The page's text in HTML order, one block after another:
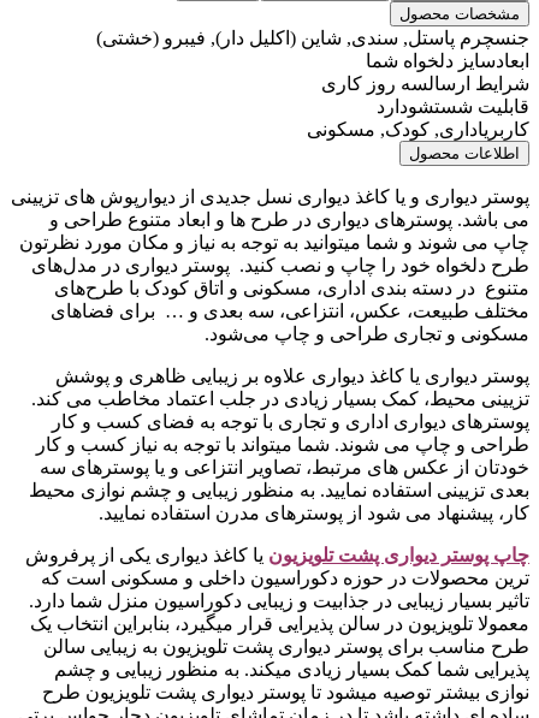
مشخصات محصول
جنسچرم پاستل, سندی, شاین (اکلیل دار), فیبرو (خشتی)
ابعادسایز دلخواه شما
شرایط ارسالسه روز کاری
قابلیت شستشودارد
کاربریاداری, کودک, مسکونی
اطلاعات محصول
پوستر دیواری و یا کاغذ دیواری نسل جدیدی از دیوارپوش های تزیینی
می باشد. پوسترهای دیواری در طرح ها و ابعاد متنوع طراحی و
چاپ می شوند و شما میتوانید به توجه به نیاز و مکان مورد نظرتون
طرح دلخواه خود را چاپ و نصب کنید. پوستر دیواری در مدل‌های
متنوع در دسته‌ بندی اداری، مسکونی و اتاق کودک با طرح‌های
مختلف طبیعت، عکس، انتزاعی، سه بعدی و … برای فضاهای
مسکونی و تجاری طراحی و چاپ می‌شود.
پوستر دیواری یا کاغذ دیواری علاوه بر زیبایی ظاهری و پوشش
تزیینی محیط، کمک بسیار زیادی در جلب اعتماد مخاطب می کند.
پوسترهای دیواری اداری و تجاری با توجه به فضای کسب و کار
طراحی و چاپ می شوند. شما میتواند با توجه به نیاز کسب و کار
خودتان از عکس های مرتبط، تصاویر انتزاعی و یا پوسترهای سه
بعدی تزیینی استفاده نمایید. به منظور زیبایی و چشم نوازی محیط
کار، پیشنهاد می شود از پوسترهای مدرن استفاده نمایید.
چاپ پوستر دیواری پشت تلویزیون یا کاغذ دیواری یکی از پرفروش
ترین محصولات در حوزه دکوراسیون داخلی و مسکونی است که
تاثیر بسیار زیبایی در جذابیت و زیبایی دکوراسیون منزل شما دارد.
معمولا تلویزیون در سالن پذیرایی قرار میگیرد، بنابراین انتخاب یک
طرح مناسب برای پوستر دیواری پشت تلویزیون به زیبایی سالن
پذیرایی شما کمک بسیار زیادی میکند. به منظور زیبایی و چشم
نوازی بیشتر توصیه میشود تا پوستر دیواری پشت تلویزیون طرح